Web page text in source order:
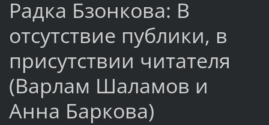
Радка Бзонкова: В
отсутствие публики, в
присутствии читателя
(Варлам Шаламов и
Анна Баркова)